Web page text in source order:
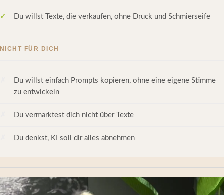
Du willst Texte, die verkaufen, ohne Druck und Schmierseife
NICHT FÜR DICH
Du willst einfach Prompts kopieren, ohne eine eigene Stimme
zu entwickeln
Du vermarktest dich nicht über Texte
Du denkst, KI soll dir alles abnehmen